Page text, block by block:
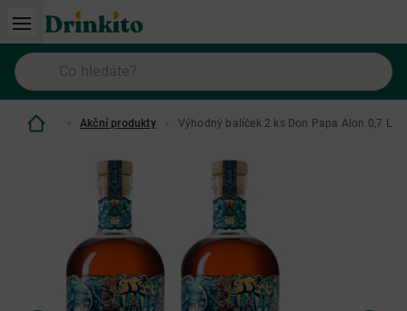
Akční produkty Výhodný balíček 2 ks Don Papa Alon 0,7 L a